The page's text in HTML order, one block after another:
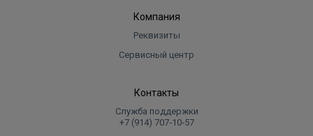
Компания
Реквизиты
Сервисный центр
Контакты
Служба поддержки
+7 (914) 707‑10‑57